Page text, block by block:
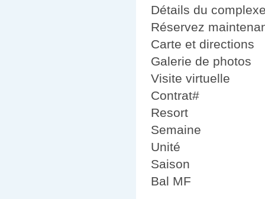
Détails du
Réservez
Carte et directions
Galerie de photos
Visite virtuelle
Contrat#
Resort
Semaine
Unité
Saison
Bal MF